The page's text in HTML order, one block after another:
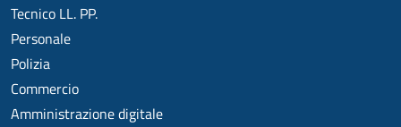
Tecnico LL. PP.
Personale
Polizia
Commercio
Amministrazione digitale